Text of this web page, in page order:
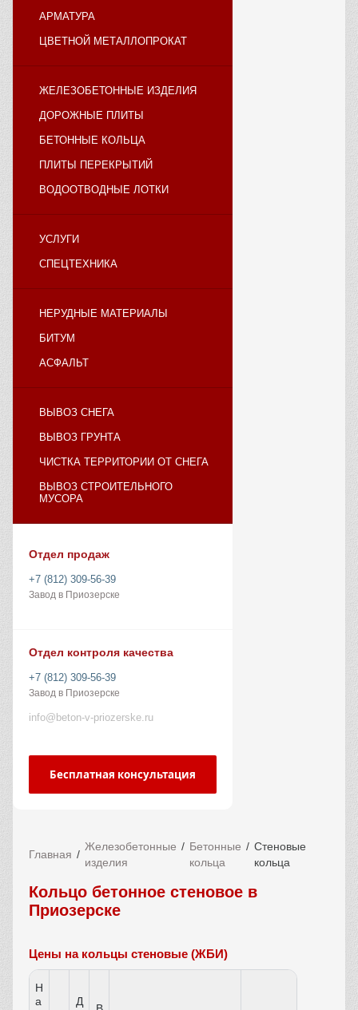
АРМАТУРА
ЦВЕТНОЙ МЕТАЛЛОПРОКАТ
ЖЕЛЕЗОБЕТОННЫЕ ИЗДЕЛИЯ
ДОРОЖНЫЕ ПЛИТЫ
БЕТОННЫЕ КОЛЬЦА
ПЛИТЫ ПЕРЕКРЫТИЙ
ВОДООТВОДНЫЕ ЛОТКИ
УСЛУГИ
СПЕЦТЕХНИКА
НЕРУДНЫЕ МАТЕРИАЛЫ
БИТУМ
АСФАЛЬТ
ВЫВОЗ СНЕГА
ВЫВОЗ ГРУНТА
ЧИСТКА ТЕРРИТОРИИ ОТ СНЕГА
ВЫВОЗ СТРОИТЕЛЬНОГО
МУСОРА
Отдел продаж
+7 (812) 309-56-39
Завод в Приозерске
Отдел контроля качества
+7 (812) 309-56-39
Завод в Приозерске
info@beton-v-priozerske.ru
Бесплатная консультация
Главная
Железобетонные
изделия
Бетонные
кольца
Стеновые
кольца
Кольцо бетонное стеновое в
Приозерске
Цены на кольцы стеновые (ЖБИ)
Н
а
Д